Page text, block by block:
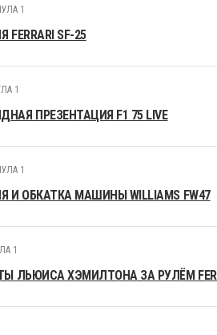
1
SF-25
1
ПРЕЗЕНТАЦИЯ F1 75 LIVE
1
И ОБКАТКА МАШИНЫ WILLIAMS FW47
1
ЛЬЮИСА ХЭМИЛТОНА ЗА РУЛЁМ